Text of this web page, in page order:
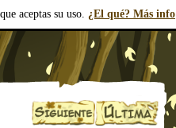
aceptas su uso. ¿El qué? Más info